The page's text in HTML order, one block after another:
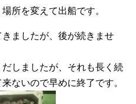
所を変えて出船です。
ましたが、後が続きませ
しましたが、それも長く続
ないので早めに終了です。